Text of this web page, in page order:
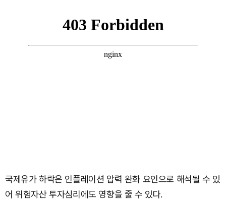
국제유가 하락은 인플레이션 압력 완화 요인으로 해석될 수 있
어 위험자산 투자심리에도 영향을 줄 수 있다.